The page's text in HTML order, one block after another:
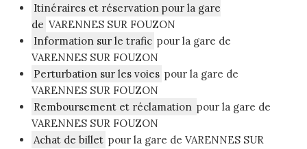
Itinéraires et réservation pour la gare
de VARENNES SUR FOUZON
Information sur le trafic pour la gare de
VARENNES SUR FOUZON
Perturbation sur les voies pour la gare de
VARENNES SUR FOUZON
Remboursement et réclamation pour la gare de
VARENNES SUR FOUZON
Achat de billet pour la gare de VARENNES SUR